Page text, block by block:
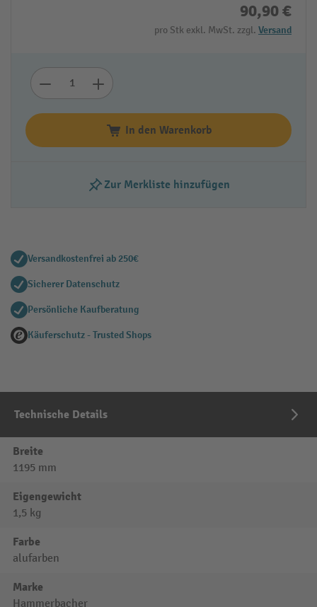
90,90 €
pro Stk exkl. MwSt. zzgl. Versand
In den Warenkorb
Zur Merkliste hinzufügen
Versandkostenfrei ab 250€
Sicherer Datenschutz
Persönliche Kaufberatung
Käuferschutz - Trusted Shops
Technische Details
Breite
1195 mm
Eigengewicht
1,5 kg
Farbe
alufarben
Marke
Hammerbacher